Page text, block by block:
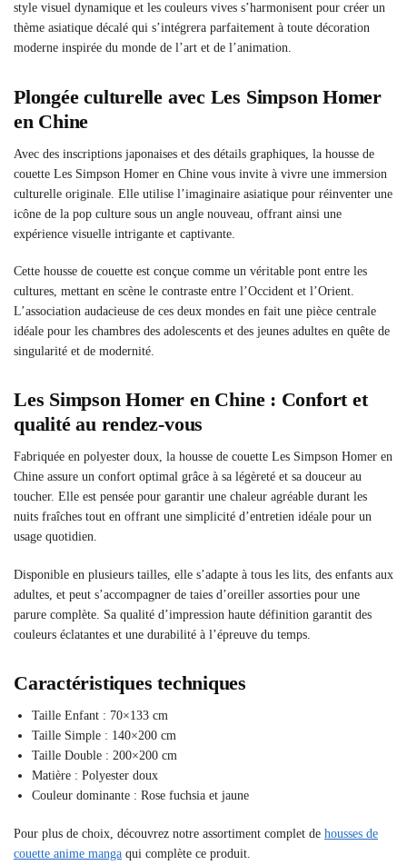
style visuel dynamique et les couleurs vives s’harmonisent pour créer un
thème asiatique décalé qui s’intégrera parfaitement à toute décoration
moderne inspirée du monde de l’art et de l’animation.
Plongée culturelle avec Les Simpson Homer
en Chine
Avec des inscriptions japonaises et des détails graphiques, la housse de
couette Les Simpson Homer en Chine vous invite à vivre une immersion
culturelle originale. Elle utilise l’imaginaire asiatique pour réinventer une
icône de la pop culture sous un angle nouveau, offrant ainsi une
expérience visuelle intrigante et captivante.
Cette housse de couette est conçue comme un véritable pont entre les
cultures, mettant en scène le contraste entre l’Occident et l’Orient.
L’association audacieuse de ces deux mondes en fait une pièce centrale
idéale pour les chambres des adolescents et des jeunes adultes en quête de
singularité et de modernité.
Les Simpson Homer en Chine : Confort et
qualité au rendez-vous
Fabriquée en polyester doux, la housse de couette Les Simpson Homer en
Chine assure un confort optimal grâce à sa légèreté et sa douceur au
toucher. Elle est pensée pour garantir une chaleur agréable durant les
nuits fraîches tout en offrant une simplicité d’entretien idéale pour un
usage quotidien.
Disponible en plusieurs tailles, elle s’adapte à tous les lits, des enfants aux
adultes, et peut s’accompagner de taies d’oreiller assorties pour une
parure complète. Sa qualité d’impression haute définition garantit des
couleurs éclatantes et une durabilité à l’épreuve du temps.
Caractéristiques techniques
Taille Enfant : 70×133 cm
Taille Simple : 140×200 cm
Taille Double : 200×200 cm
Matière : Polyester doux
Couleur dominante : Rose fuchsia et jaune
Pour plus de choix, découvrez notre assortiment complet de housses de
couette anime manga qui complète ce produit.